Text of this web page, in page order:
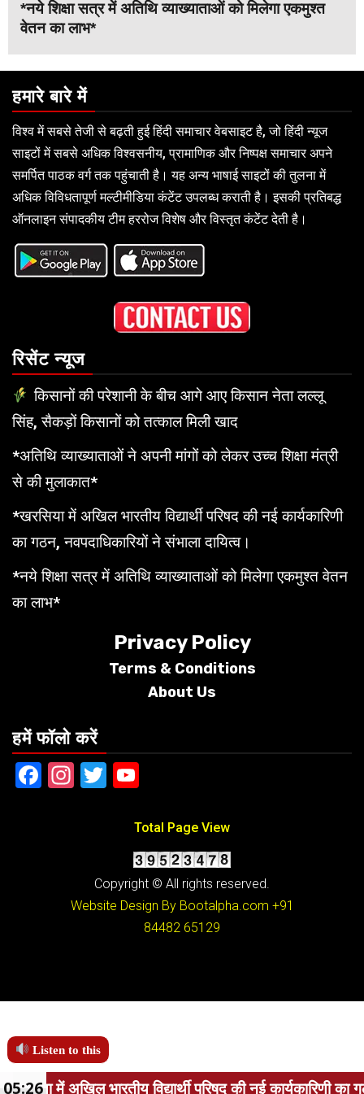
*नये शिक्षा सत्र में अतिथि व्याख्याताओं को मिलेगा एकमुश्त
वेतन का लाभ*
हमारे बारे में
विश्व में सबसे तेजी से बढ़ती हुई हिंदी समाचार वेबसाइट है, जो हिंदी न्यूज
साइटों में सबसे अधिक विश्वसनीय, प्रामाणिक और निष्पक्ष समाचार अपने
समर्पित पाठक वर्ग तक पहुंचाती है। यह अन्य भाषाई साइटों की तुलना में
अधिक विविधतापूर्ण मल्टीमीडिया कंटेंट उपलब्ध कराती है। इसकी प्रतिबद्ध
ऑनलाइन संपादकीय टीम हररोज विशेष और विस्तृत कंटेंट देती है।
रिसेंट न्यूज
किसानों की परेशानी के बीच आगे आए किसान नेता लल्लू
सिंह, सैकड़ों किसानों को तत्काल मिली खाद
*अतिथि व्याख्याताओं ने अपनी मांगों को लेकर उच्च शिक्षा मंत्री
से की मुलाकात*
*खरसिया में अखिल भारतीय विद्यार्थी परिषद की नई कार्यकारिणी
का गठन, नवपदाधिकारियों ने संभाला दायित्व।
*नये शिक्षा सत्र में अतिथि व्याख्याताओं को मिलेगा एकमुश्त वेतन
का लाभ*
Privacy Policy
Terms & Conditions
About Us
हमें फॉलो करें
Facebook
Instagram
Twitter
Total Page View
Copyright © All rights reserved.
Website Design By Bootalpha.com +91
84482 65129
Listen to this
विद्यार्थी परिषद की नई कार्यकारिणी का गठन, नवपदाधिकारियों ने
05:26